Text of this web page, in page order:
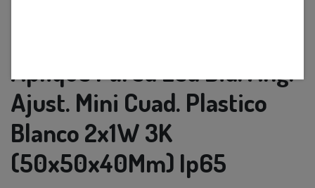
Aplique Pared Led Bid. Ang.
Ajust. Mini Cuad. Plastico
Blanco 2x1W 3K
(50x50x40Mm) Ip65